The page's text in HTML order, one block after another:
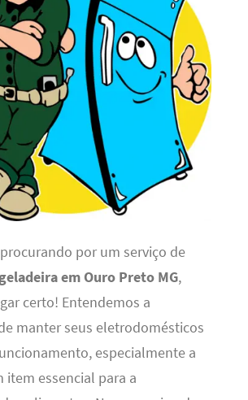
por um serviço de
em Ouro Preto MG,
certo! Entendemos a
manter seus eletrodomésticos
especialmente a
item essencial para a